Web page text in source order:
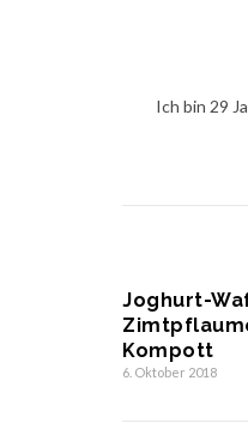
Ich bin 29
Joghurt-
Kompott
6. Oktober 2018